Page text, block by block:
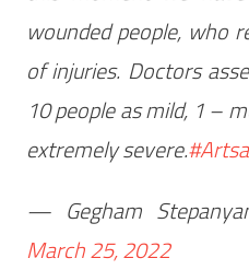
wounded people, who
of injuries. Doctors
10 people as mild, 1 –
extremely severe.
— Gegham
March 25, 2022